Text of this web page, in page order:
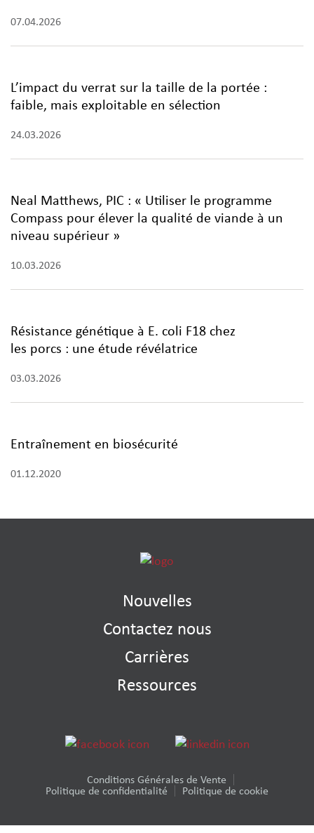
07.04.2026
L’impact du verrat sur la taille de la portée :
faible, mais exploitable en sélection
24.03.2026
Neal Matthews, PIC : « Utiliser le programme
Compass pour élever la qualité de viande à un
niveau supérieur »
10.03.2026
Résistance génétique à E. coli F18 chez
les porcs : une étude révélatrice
03.03.2026
Entraînement en biosécurité
01.12.2020
Nouvelles
Contactez nous
Carrières
Ressources
Conditions Générales de Vente
Politique de confidentialité
Politique de cookie